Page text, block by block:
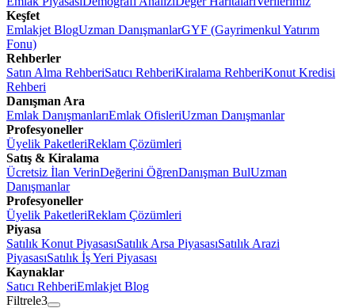
Keşfet
Emlakjet BlogUzman DanışmanlarGYF (Gayrimenkul Yatırım
Fonu)
Rehberler
Satın Alma RehberiSatıcı RehberiKiralama RehberiKonut Kredisi
Rehberi
Danışman Ara
Emlak DanışmanlarıEmlak OfisleriUzman Danışmanlar
Profesyoneller
Üyelik PaketleriReklam Çözümleri
Satış & Kiralama
Ücretsiz İlan VerinDeğerini ÖğrenDanışman BulUzman
Danışmanlar
Profesyoneller
Üyelik PaketleriReklam Çözümleri
Piyasa
Satılık Konut PiyasasıSatılık Arsa PiyasasıSatılık Arazi
PiyasasıSatılık İş Yeri Piyasası
Kaynaklar
Satıcı RehberiEmlakjet Blog
Filtrele3